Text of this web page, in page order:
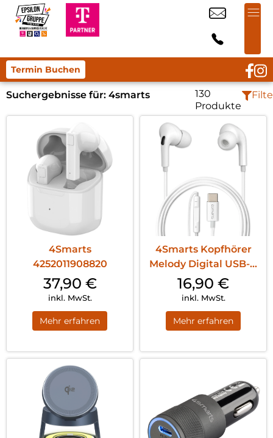
Termin Buchen
Suchergebnisse für: 4smarts
130
Produkte
4Smarts
4252011908820
37,90 €
inkl. MwSt.
Mehr erfahren
4Smarts Kopfhörer
Melody Digital USB-C
Weiß
16,90 €
inkl. MwSt.
Mehr erfahren